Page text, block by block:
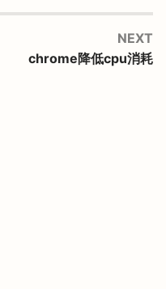
NEXT
chrome降低cpu消耗